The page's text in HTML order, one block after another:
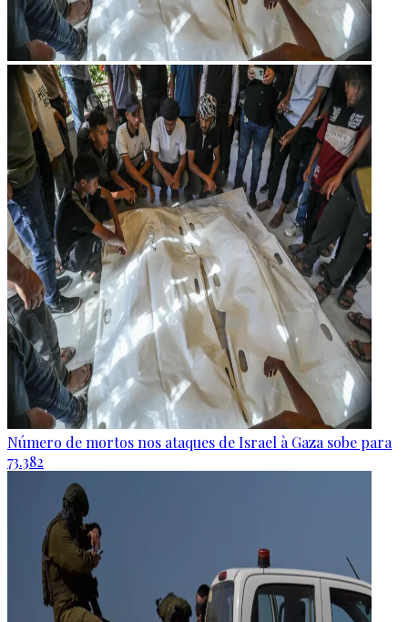
Número de mortos nos ataques de Israel à Gaza sobe para
73.382